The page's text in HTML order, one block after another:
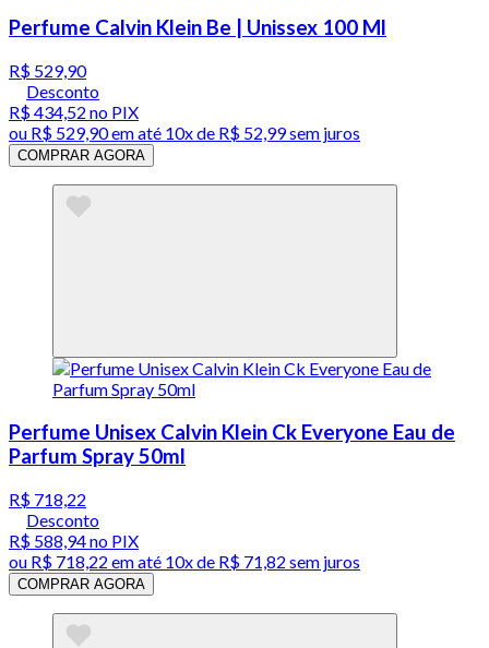
Perfume Calvin Klein Be | Unissex 100 Ml
R$ 529,90
Desconto
R$ 434,52 no PIX
ou R$ 529,90em até 10x de R$ 52,99 sem juros
COMPRAR AGORA
Perfume Unisex Calvin Klein Ck Everyone Eau de
Parfum Spray 50ml
R$ 718,22
Desconto
R$ 588,94no PIX
ou R$ 718,22 em até 10x de R$ 71,82 sem juros
COMPRAR AGORA